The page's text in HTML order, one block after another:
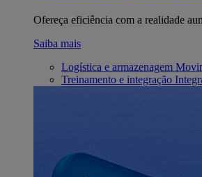
Ofereça eficiência com a realidade
Saiba mais
Logística e armazenagem
Treinamento e integração